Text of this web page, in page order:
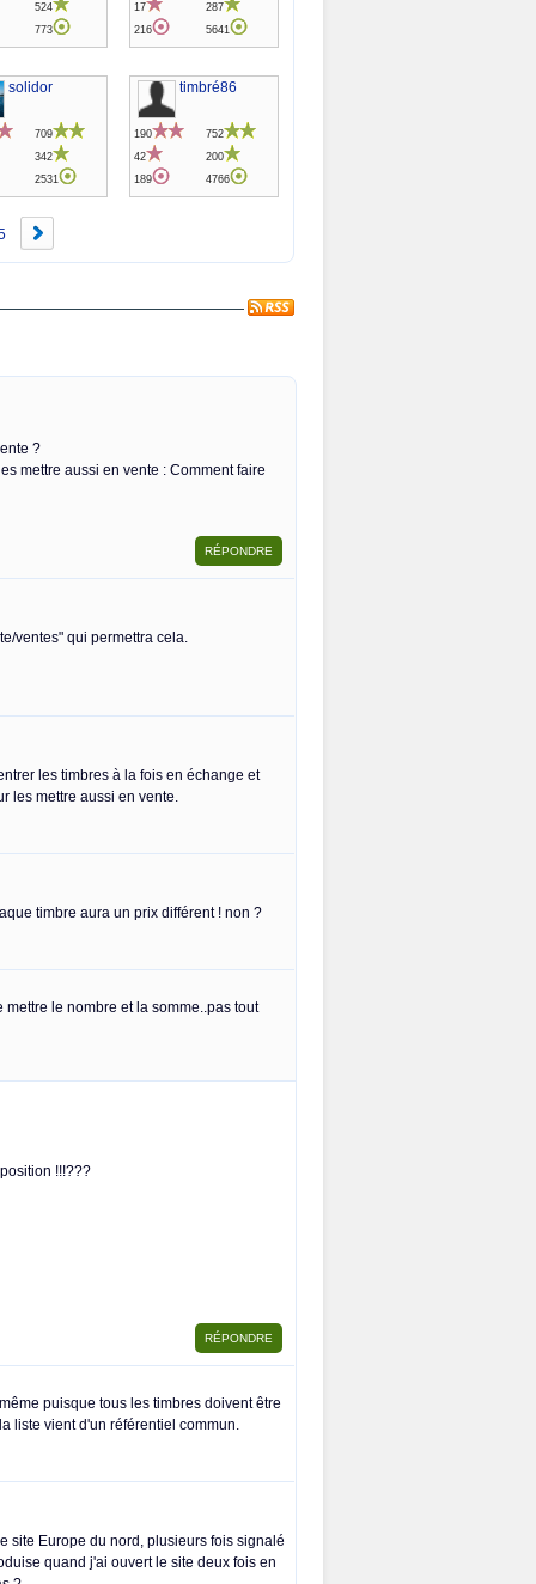
524
773
17
216
287
5641
solidor
709
342
2531
timbré86
190
42
189
752
200
4766
?
mettre aussi en vente : Comment faire
ventes" qui permettra cela.
les timbres à la fois en échange et
les mettre aussi en vente.
timbre aura un prix différent ! non ?
le nombre et la somme..pas tout
!!!???
puisque tous les timbres doivent être
liste vient d'un référentiel commun.
site Europe du nord, plusieurs fois signalé
quand j'ai ouvert le site deux fois en